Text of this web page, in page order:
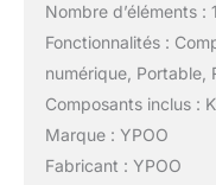
Nombre d’éléments : 1
Fonctionnalités :
numérique, Portable,
Composants inclus :
Marque : YPOO
Fabricant : YPOO